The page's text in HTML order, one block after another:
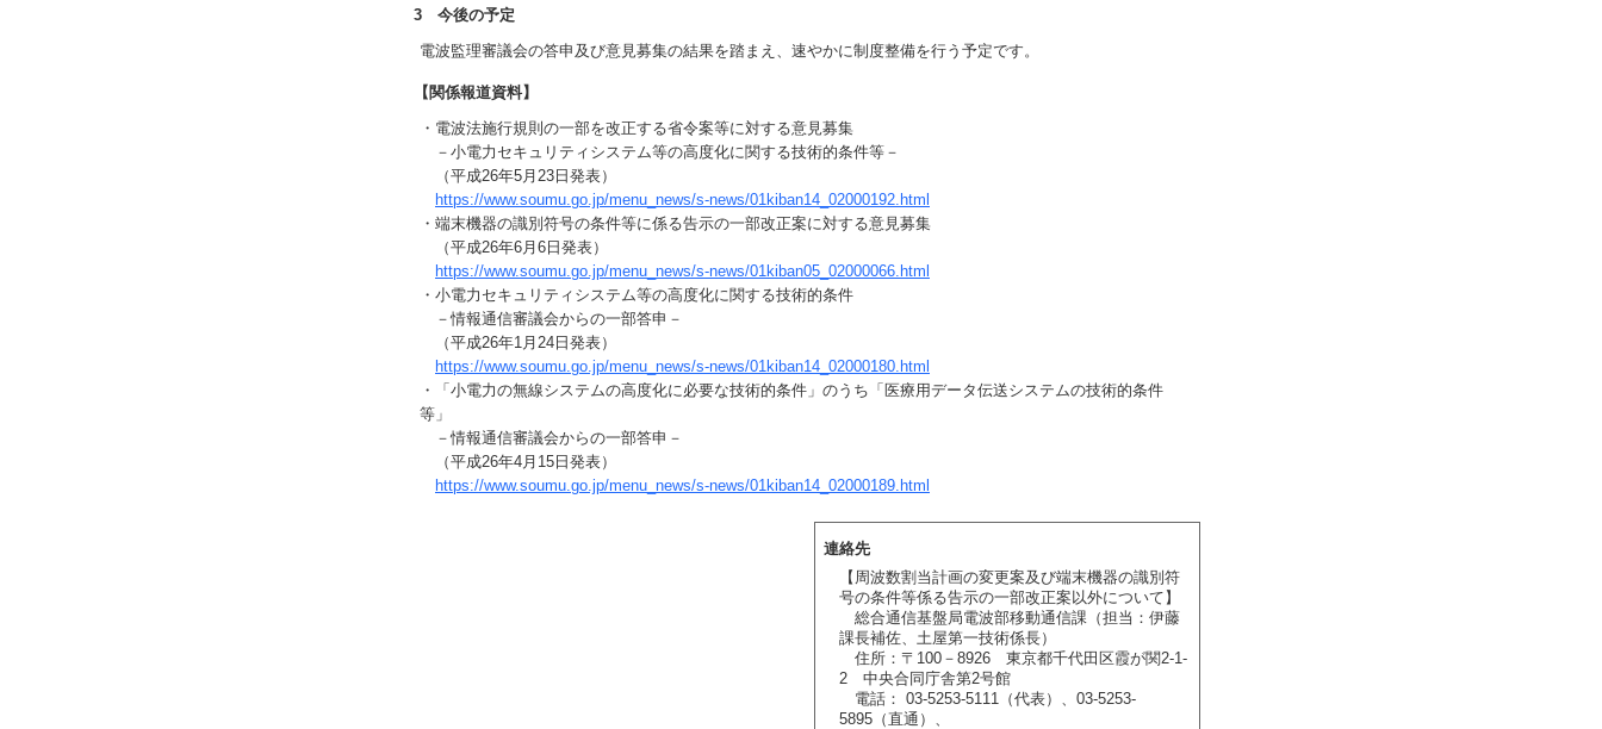
3 今後の予定
電波監理審議会の答申及び意見募集の結果を踏まえ、速やかに制度整備を行う予定です。
【関係報道資料】
・電波法施行規則の一部を改正する省令案等に対する意見募集
－小電力セキュリティシステム等の高度化に関する技術的条件等－
（平成26年5月23日発表）
https://www.soumu.go.jp/menu_news/s-news/01kiban14_02000192.html
・端末機器の識別符号の条件等に係る告示の一部改正案に対する意見募集
（平成26年6月6日発表）
https://www.soumu.go.jp/menu_news/s-news/01kiban05_02000066.html
・小電力セキュリティシステム等の高度化に関する技術的条件
－情報通信審議会からの一部答申－
（平成26年1月24日発表）
https://www.soumu.go.jp/menu_news/s-news/01kiban14_02000180.html
・「小電力の無線システムの高度化に必要な技術的条件」のうち「医療用データ伝送システムの技術的条件
等」
－情報通信審議会からの一部答申－
（平成26年4月15日発表）
https://www.soumu.go.jp/menu_news/s-news/01kiban14_02000189.html
連絡先
【周波数割当計画の変更案及び端末機器の識別符
号の条件等係る告示の一部改正案以外について】
総合通信基盤局電波部移動通信課（担当：伊藤
課長補佐、土屋第一技術係長）
住所：〒100－8926 東京都千代田区霞が関2-1-
2 中央合同庁舎第2号館
電話： 03-5253-5111（代表）、03-5253-
5895（直通）、